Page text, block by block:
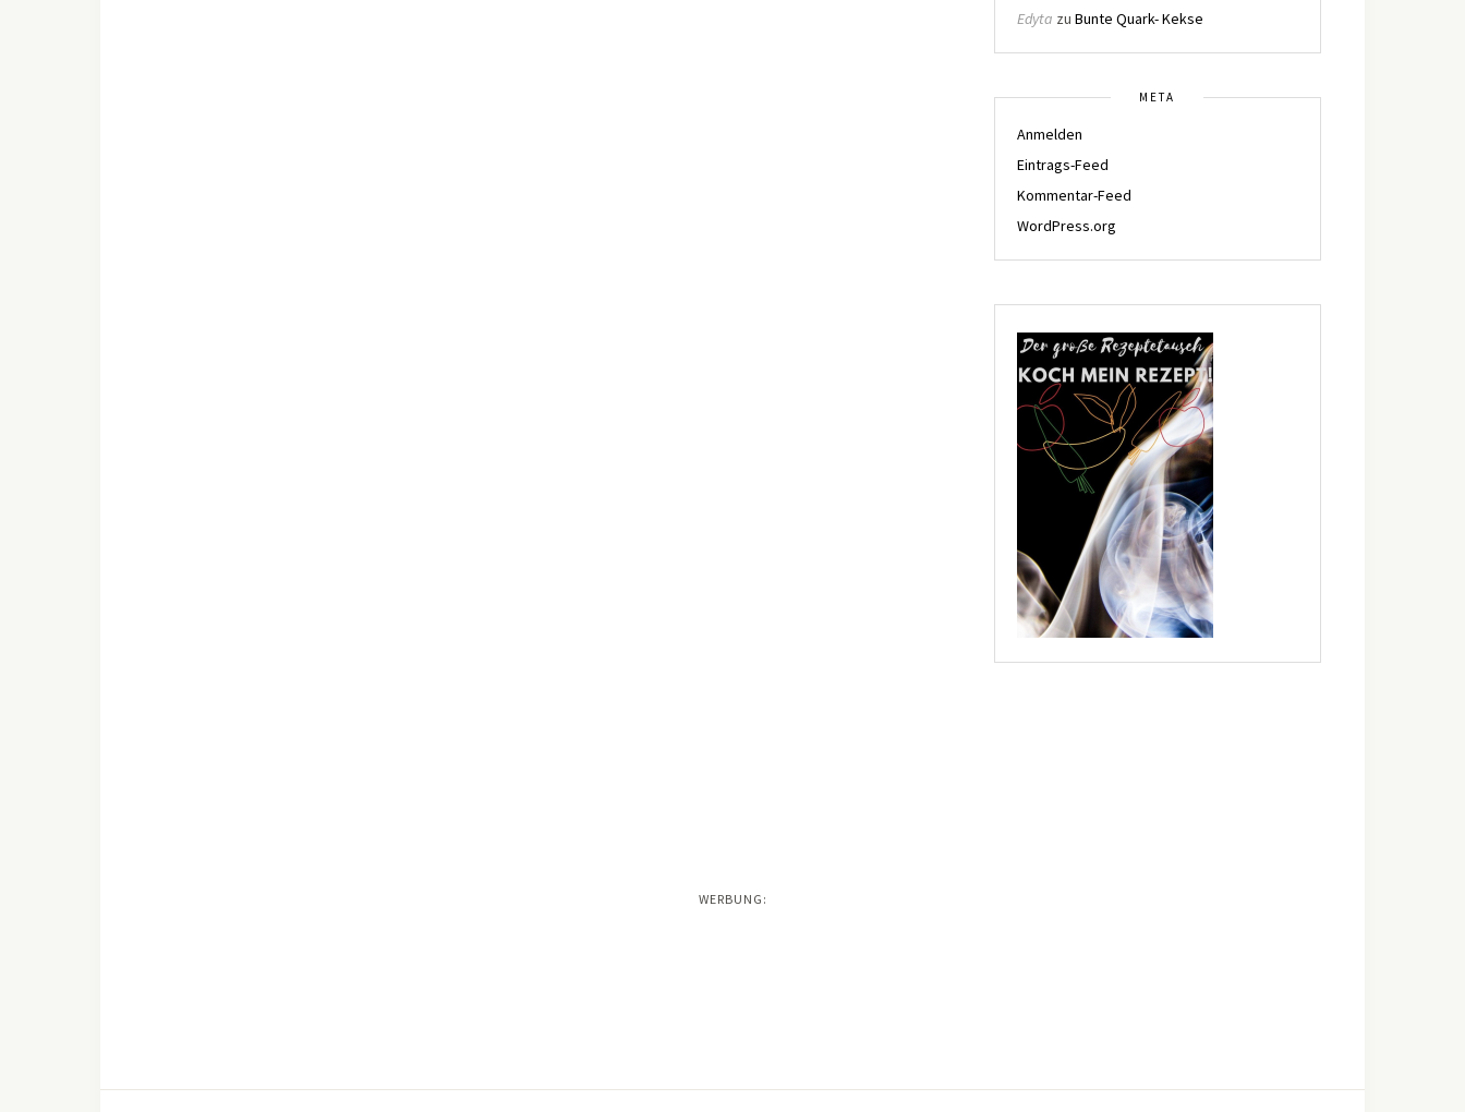
Edyta zu Bunte Quark- Kekse
META
Anmelden
Eintrags-Feed
Kommentar-Feed
WordPress.org
WERBUNG: